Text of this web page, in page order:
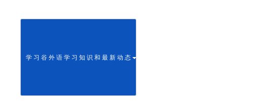
学 习 谷 外 语 学 习 知 识 和 最 新 动 态